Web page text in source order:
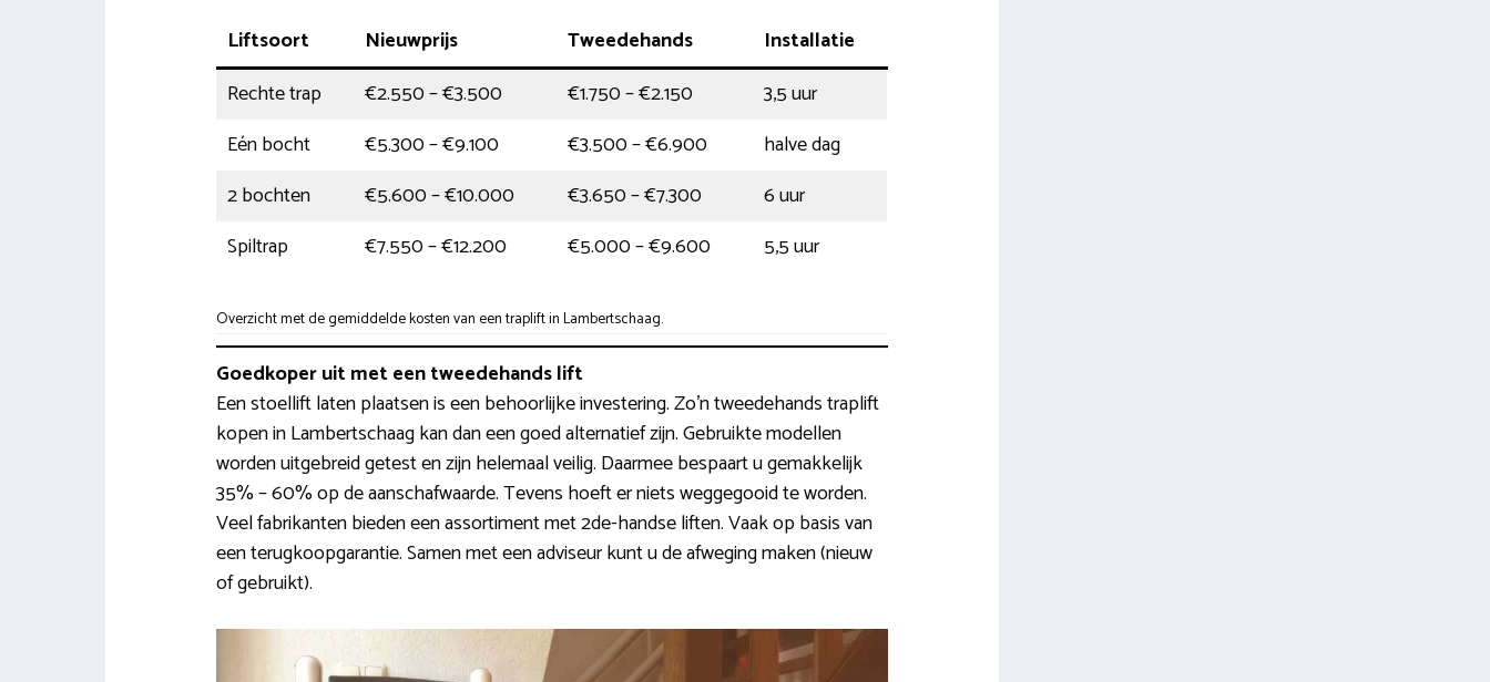
Liftsoort Nieuwprijs Tweedehands
Installatie
Rechte trap
€2.550 – €3.500 €1.750 – €2.150
3,5 uur
Eén bocht
€5.300 – €9.100 €3.500 – €6.900
halve dag
2 bochten
€5.600 – €10.000 €3.650 – €7.300
6 uur
Spiltrap
€7.550 – €12.200 €5.000 – €9.600 5,5 uur
Overzicht met de gemiddelde kosten van een traplift in Lambertschaag.
Goedkoper uit met een tweedehands lift
Een stoellift laten plaatsen is een behoorlijke investering. Zo’n tweedehands traplift
kopen in Lambertschaag kan dan een goed alternatief zijn. Gebruikte modellen
worden uitgebreid getest en zijn helemaal veilig. Daarmee bespaart u gemakkelijk
35% – 60% op de aanschafwaarde. Tevens hoeft er niets weggegooid te worden.
Veel fabrikanten bieden een assortiment met 2de-handse liften. Vaak op basis van
een terugkoopgarantie. Samen met een adviseur kunt u de afweging maken (nieuw
of gebruikt).